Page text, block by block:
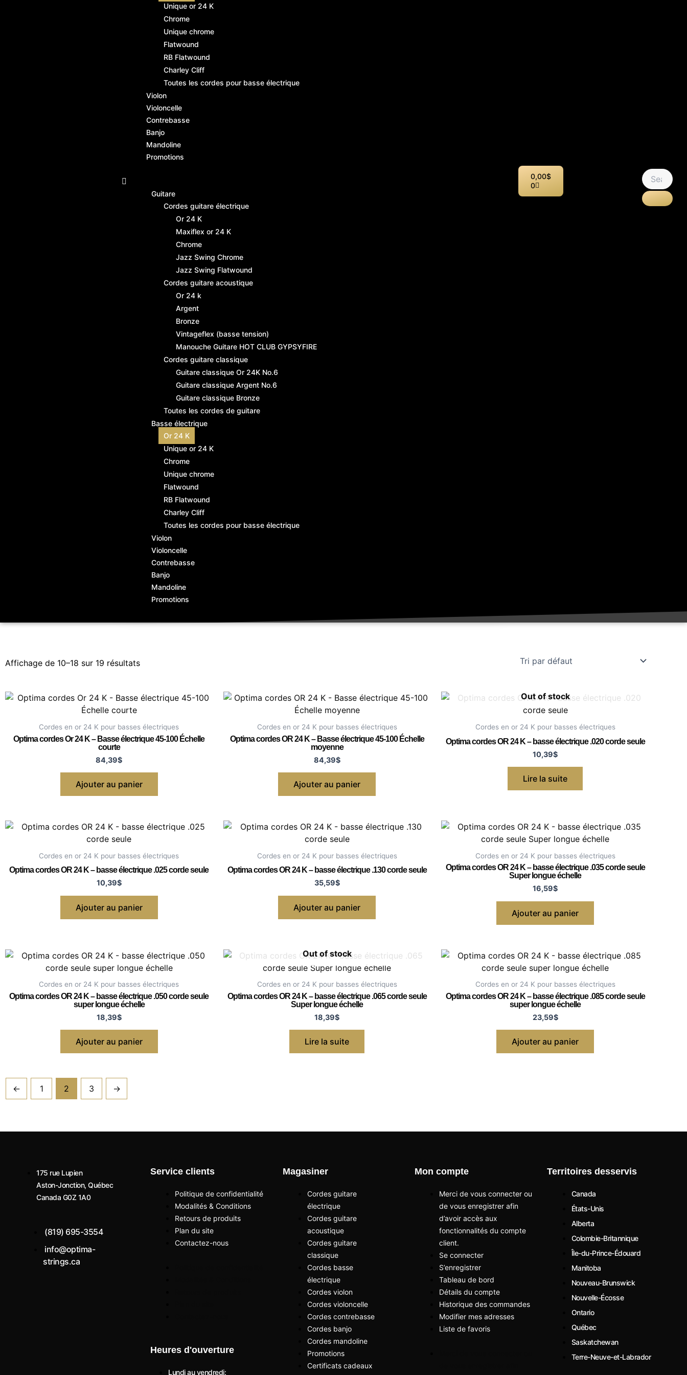
Unique or 24 K
Chrome
Unique chrome
Flatwound
RB Flatwound
Charley Cliff
Toutes les cordes pour basse électrique
Violon
Violoncelle
Contrebasse
Banjo
Mandoline
Promotions
Guitare
Cordes guitare électrique
Or 24 K
Maxiflex or 24 K
Chrome
Jazz Swing Chrome
Jazz Swing Flatwound
Cordes guitare acoustique
Or 24 k
Argent
Bronze
Vintageflex (basse tension)
Manouche Guitare HOT CLUB GYPSYFIRE
Cordes guitare classique
Guitare classique Or 24K No.6
Guitare classique Argent No.6
Guitare classique Bronze
Toutes les cordes de guitare
Basse électrique
Or 24 K
Unique or 24 K
Chrome
Unique chrome
Flatwound
RB Flatwound
Charley Cliff
Toutes les cordes pour basse électrique
Violon
Violoncelle
Contrebasse
Banjo
Mandoline
Promotions
0,00$
0
Affichage de 10–18 sur 19 résultats
Cordes en or 24 K pour basses électriques
Optima cordes Or 24 K – Basse électrique 45-100 Échelle
courte
84,39$
Ajouter au panier
Cordes en or 24 K pour basses électriques
Optima cordes OR 24 K – Basse électrique 45-100 Échelle
moyenne
84,39$
Ajouter au panier
Out of stock
Cordes en or 24 K pour basses électriques
Optima cordes OR 24 K – basse électrique .020 corde seule
10,39$
Lire la suite
Cordes en or 24 K pour basses électriques
Optima cordes OR 24 K – basse électrique .025 corde seule
10,39$
Ajouter au panier
Cordes en or 24 K pour basses électriques
Optima cordes OR 24 K – basse électrique .130 corde seule
35,59$
Ajouter au panier
Cordes en or 24 K pour basses électriques
Optima cordes OR 24 K – basse électrique .035 corde seule
Super longue échelle
16,59$
Ajouter au panier
Cordes en or 24 K pour basses électriques
Optima cordes OR 24 K – basse électrique .050 corde seule
super longue échelle
18,39$
Ajouter au panier
Out of stock
Cordes en or 24 K pour basses électriques
Optima cordes OR 24 K – basse électrique .065 corde seule
Super longue échelle
18,39$
Lire la suite
Cordes en or 24 K pour basses électriques
Optima cordes OR 24 K – basse électrique .085 corde seule
super longue échelle
23,59$
Ajouter au panier
← 1 2 3 →
175 rue Lupien
Aston-Jonction, Québec
Canada G0Z 1A0
(819) 695-3554
info@optima-
strings.ca
Service clients
Politique de confidentialité
Modalités & Conditions
Retours de produits
Plan du site
Contactez-nous
Heures d'ouverture
Lundi au vendredi:
Magasiner
Cordes guitare
électrique
Cordes guitare
acoustique
Cordes guitare
classique
Cordes basse
électrique
Cordes violon
Cordes violoncelle
Cordes contrebasse
Cordes banjo
Cordes mandoline
Promotions
Certificats cadeaux
Mon compte
Merci de vous connecter ou
de vous enregistrer afin
d’avoir accès aux
fonctionnalités du compte
client.
Se connecter
S’enregistrer
Tableau de bord
Détails du compte
Historique des commandes
Modifier mes adresses
Liste de favoris
Territoires desservis
Canada
États-Unis
Alberta
Colombie-Britannique
Île-du-Prince-Édouard
Manitoba
Nouveau-Brunswick
Nouvelle-Écosse
Ontario
Québec
Saskatchewan
Terre-Neuve-et-Labrador